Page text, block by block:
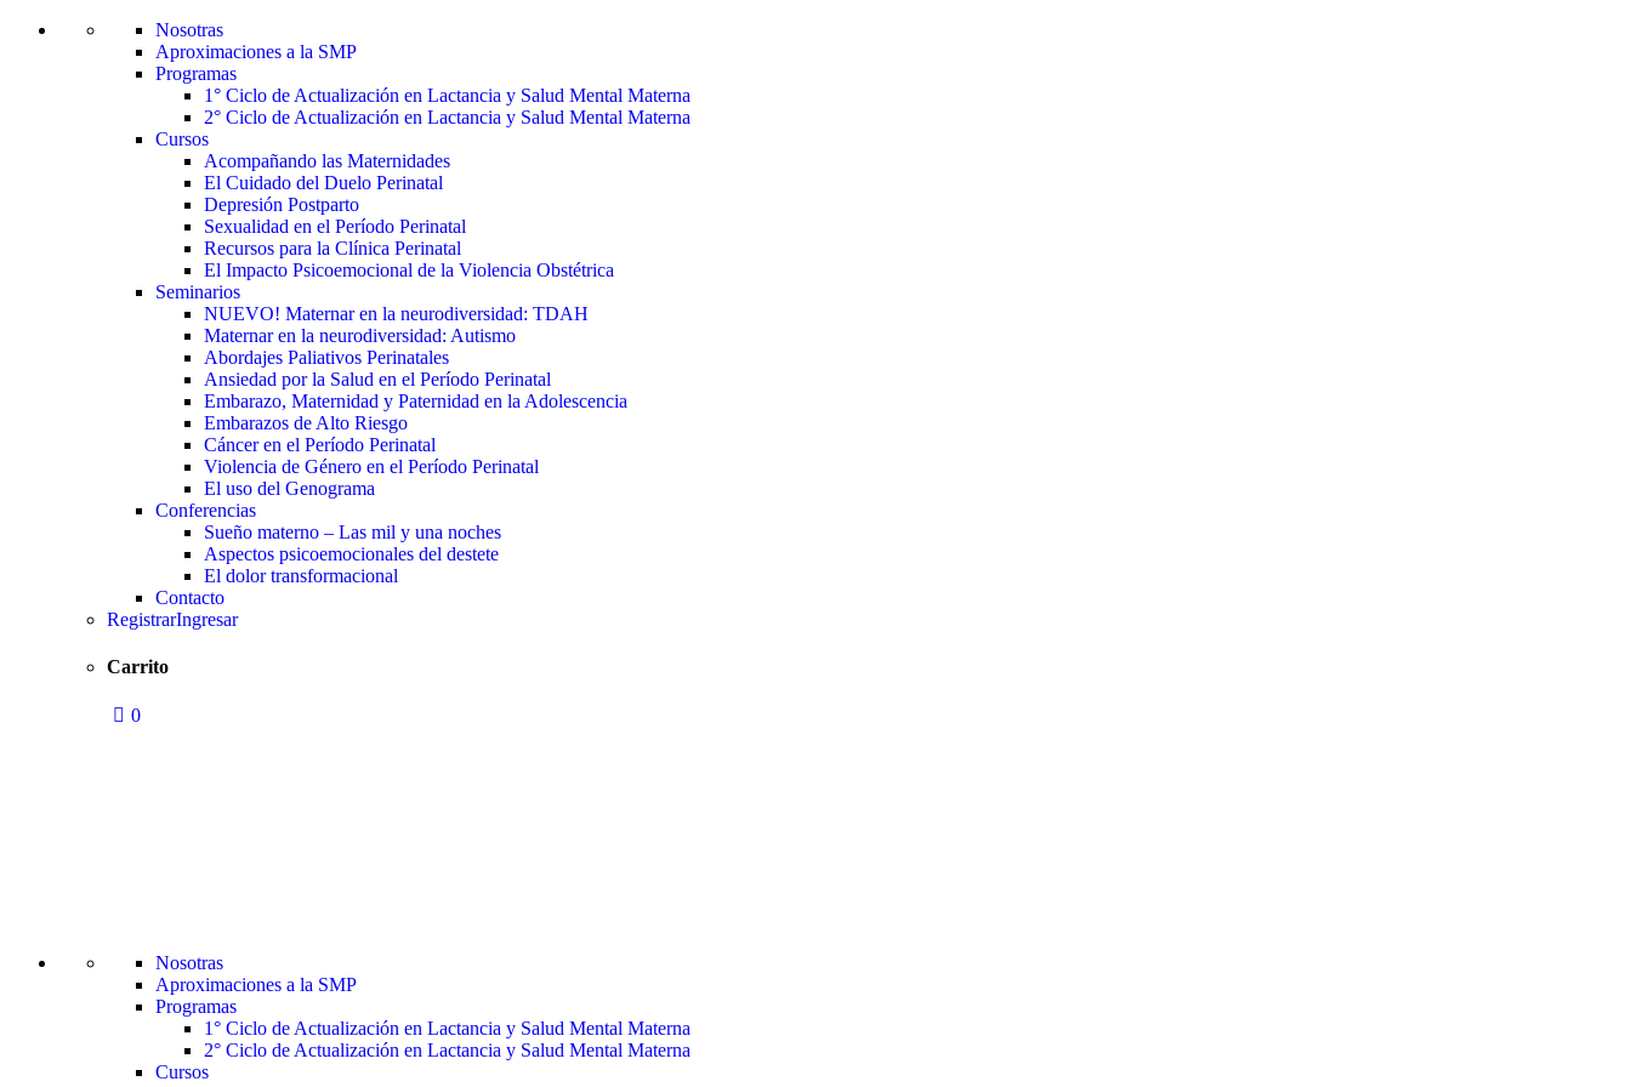
Nosotras
Aproximaciones a la SMP
Programas
1° Ciclo de Actualización en Lactancia y Salud Mental Materna
2° Ciclo de Actualización en Lactancia y Salud Mental Materna
Cursos
Acompañando las Maternidades
El Cuidado del Duelo Perinatal
Depresión Postparto
Sexualidad en el Período Perinatal
Recursos para la Clínica Perinatal
El Impacto Psicoemocional de la Violencia Obstétrica
Seminarios
NUEVO! Maternar en la neurodiversidad: TDAH
Maternar en la neurodiversidad: Autismo
Abordajes Paliativos Perinatales
Ansiedad por la Salud en el Período Perinatal
Embarazo, Maternidad y Paternidad en la Adolescencia
Embarazos de Alto Riesgo
Cáncer en el Período Perinatal
Violencia de Género en el Período Perinatal
El uso del Genograma
Conferencias
Sueño materno – Las mil y una noches
Aspectos psicoemocionales del destete
El dolor transformacional
Contacto
RegistrarIngresar
Carrito
0
Nosotras
Aproximaciones a la SMP
Programas
1° Ciclo de Actualización en Lactancia y Salud Mental Materna
2° Ciclo de Actualización en Lactancia y Salud Mental Materna
Cursos